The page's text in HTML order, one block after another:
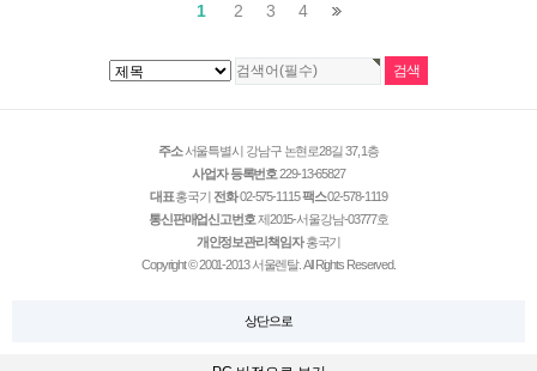
1 2 3 4
주소서울특별시 강남구 논현로28길 37, 1층
사업자 등록번호229-13-65827
대표홍국기 전화02-575-1115팩스02-578-1119
통신판매업신고번호제2015-서울강남-03777호
개인정보관리책임자홍국기
Copyright © 2001-2013 서울렌탈. All Rights Reserved.
상단으로